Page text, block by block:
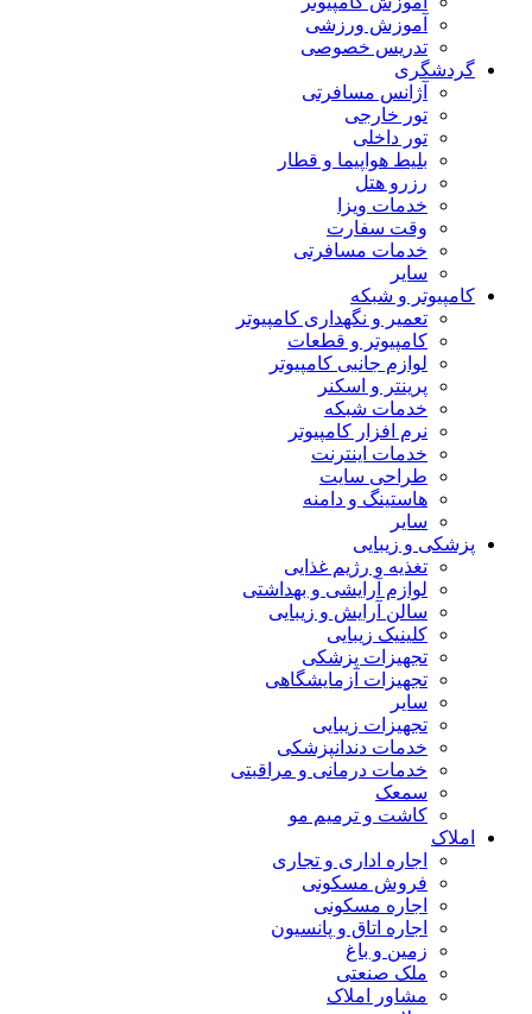
آموزش ورزشی
تدریس خصوصی
گردشگری
آژانس مسافرتی
تور خارجی
تور داخلی
بلیط هواپیما و قطار
رزرو هتل
خدمات ویزا
وقت سفارت
خدمات مسافرتی
سایر
کامپیوتر و شبکه
تعمیر و نگهداری کامپیوتر
کامپیوتر و قطعات
لوازم جانبی کامپیوتر
پرینتر و اسکنر
خدمات شبکه
نرم افزار کامپیوتر
خدمات اینترنت
طراحی سایت
هاستینگ و دامنه
سایر
پزشکی و زیبایی
تغذیه و رژیم غذایی
لوازم آرایشی و بهداشتی
سالن آرایش و زیبایی
کلینیک زیبایی
تجهیزات پزشکی
تجهیزات آزمایشگاهی
سایر
تجهیزات زیبایی
خدمات دندانپزشکی
خدمات درمانی و مراقبتی
سمعک
کاشت و ترمیم مو
املاک
اجاره اداری و تجاری
فروش مسکونی
اجاره مسکونی
اجاره اتاق و پانسیون
زمین و باغ
ملک صنعتی
مشاور املاک